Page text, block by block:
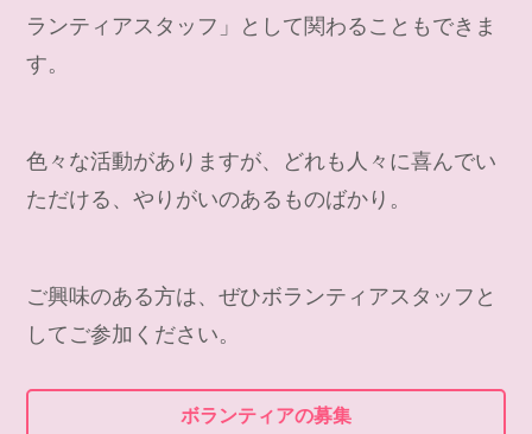
ランティアスタッフ」として関わることもできま
す。
色々な活動がありますが、どれも人々に喜んでい
ただける、やりがいのあるものばかり。
ご興味のある方は、ぜひボランティアスタッフと
してご参加ください。
ボランティアの募集